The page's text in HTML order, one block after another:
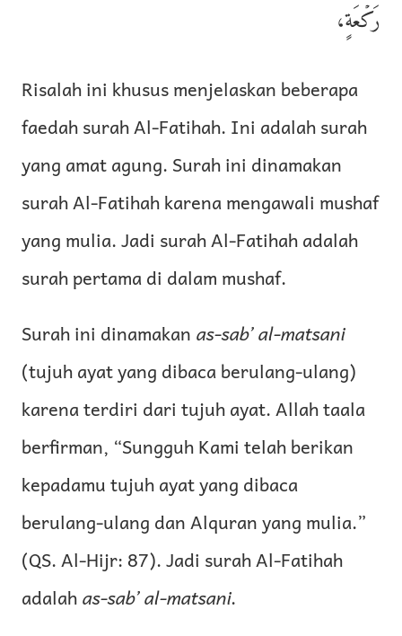
رَكۡعَةٍ،
Risalah ini khusus menjelaskan beberapa
faedah surah Al-Fatihah. Ini adalah surah
yang amat agung. Surah ini dinamakan
surah Al-Fatihah karena mengawali mushaf
yang mulia. Jadi surah Al-Fatihah adalah
surah pertama di dalam mushaf.
Surah ini dinamakan as-sab’ al-matsani
(tujuh ayat yang dibaca berulang-ulang)
karena terdiri dari tujuh ayat. Allah taala
berfirman, “Sungguh Kami telah berikan
kepadamu tujuh ayat yang dibaca
berulang-ulang dan Alquran yang mulia.”
(QS. Al-Hijr: 87). Jadi surah Al-Fatihah
adalahas-sab’ al-matsani.